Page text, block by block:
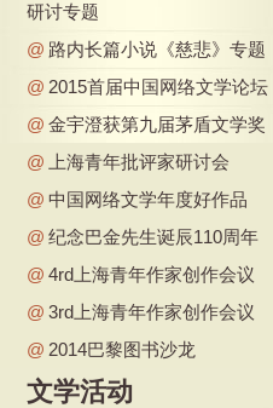
研讨专题
@ 路内长篇小说《慈悲》专题
@ 2015首届中国网络文学论坛
@ 金宇澄获第九届茅盾文学奖
@
上海青年批评家研讨会
@ 中国网络文学年度好作品
@ 纪念巴金先生诞辰110周年
@ 4rd上海青年作家创作会议
@ 3rd上海青年作家创作会议
@ 2014巴黎图书沙龙
文学活动